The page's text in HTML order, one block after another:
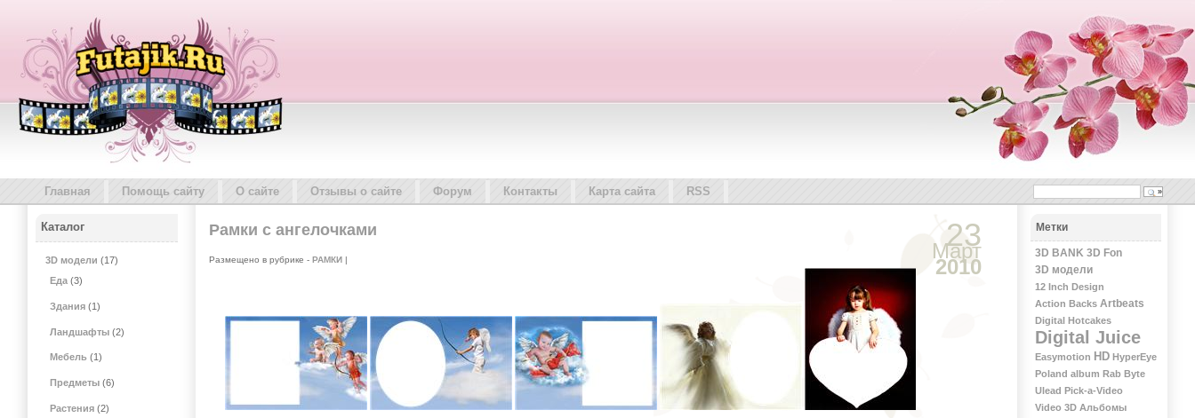
Главная Помощь сайту О сайте Отзывы о сайте Форум Контакты Карта сайта RSS
23
Март
2010
Рамки с ангелочками
Размещено в рубрике - РАМКИ |
Каталог
3D модели (17)
Еда (3)
Здания (1)
Ландшафты (2)
Мебель (1)
Предметы (6)
Растения (2)
Метки
3D BANK 3D Fon
3D модели
12 Inch Design
Action Backs Artbeats
Digital Hotcakes
Digital Juice
Easymotion HD HyperEye
Poland album Rab Byte
Ulead Pick-a-Video
Video 3D Альбомы